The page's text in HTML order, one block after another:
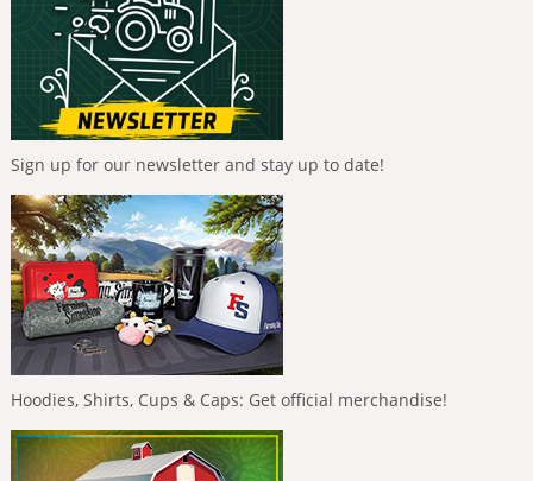
Sign up for our newsletter and stay up to date!
Hoodies, Shirts, Cups & Caps: Get official merchandise!